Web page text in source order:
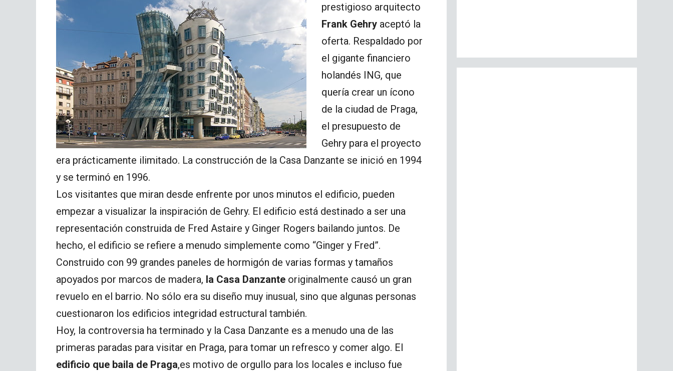
prestigioso arquitecto
Frank Gehry aceptó la
oferta. Respaldado por
el gigante financiero
holandés ING, que
quería crear un ícono
de la ciudad de Praga,
el presupuesto de
Gehry para el proyecto
era prácticamente ilimitado. La construcción de la Casa Danzante se inició en 1994
y se terminó en 1996.
Los visitantes que miran desde enfrente por unos minutos el edificio, pueden
empezar a visualizar la inspiración de Gehry. El edificio está destinado a ser una
representación construida de Fred Astaire y Ginger Rogers bailando juntos. De
hecho, el edificio se refiere a menudo simplemente como “Ginger y Fred”.
Construido con 99 grandes paneles de hormigón de varias formas y tamaños
apoyados por marcos de madera, la Casa Danzante originalmente causó un gran
revuelo en el barrio. No sólo era su diseño muy inusual, sino que algunas personas
cuestionaron los edificios integridad estructural también.
Hoy, la controversia ha terminado y la Casa Danzante es a menudo una de las
primeras paradas para visitar en Praga, para tomar un refresco y comer algo. El
edificio que baila de Praga,es motivo de orgullo para los locales e incluso fue